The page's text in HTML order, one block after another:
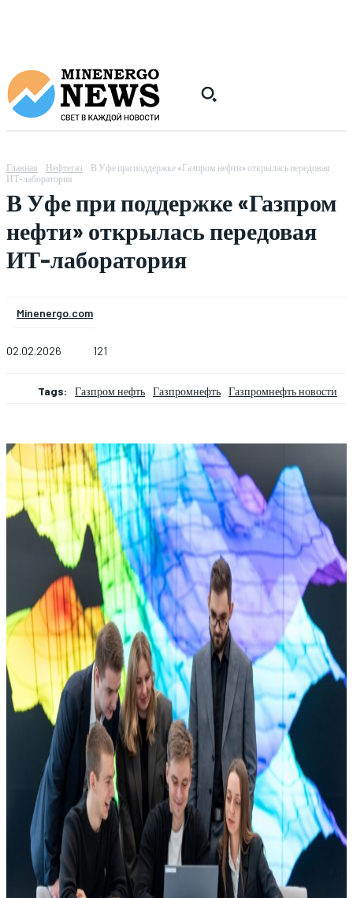
Главная Нефтегаз
В Уфе при поддержке «Газпром нефти» открылась передовая
ИТ-лаборатория
В Уфе при поддержке «Газпром
нефти» открылась передовая
ИТ-лаборатория
Minenergo.com
02.02.2026 121
Tags: Газпром нефть Газпромнефть Газпромнефть новости